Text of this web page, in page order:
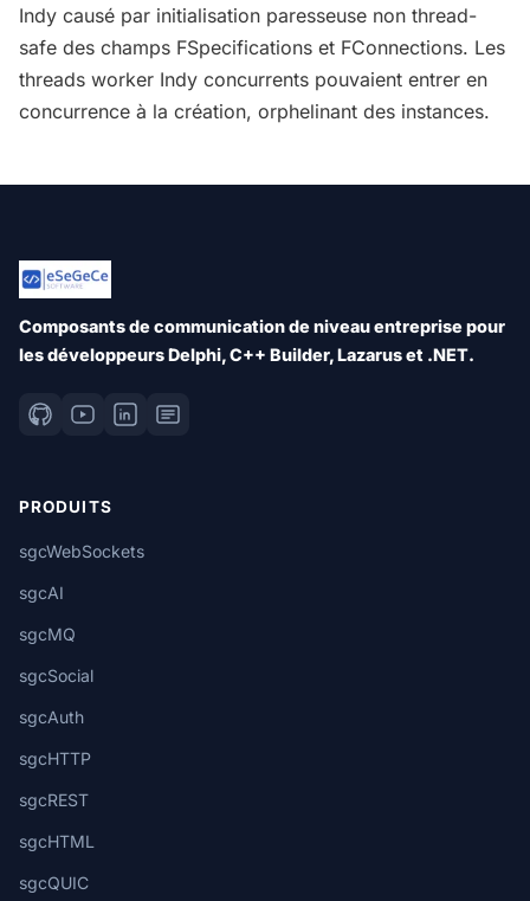
Indy causé par initialisation paresseuse non thread-
safe des champs FSpecifications et FConnections. Les
threads worker Indy concurrents pouvaient entrer en
concurrence à la création, orphelinant des instances.
Composants de communication de niveau entreprise pour
les développeurs Delphi, C++ Builder, Lazarus et .NET.
PRODUITS
sgcWebSockets
sgcAI
sgcMQ
sgcSocial
sgcAuth
sgcHTTP
sgcREST
sgcHTML
sgcQUIC